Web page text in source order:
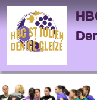
Panneau de gestion